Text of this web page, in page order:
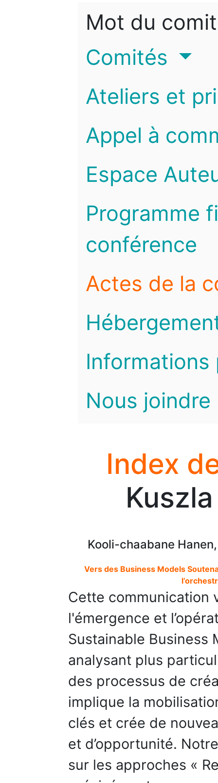
Mot du
Comités
Ateliers et
Appel à
Espace
Programme
conférence
Actes de la
Informations
Nous joindre
Index
Kooli-chaabane
Vers des Business Models
Cette communication
l'émergence et
Sustainable Business
analysant plus
des processus de
implique la
clés et crée de
et d’opportunité.
sur les approches «